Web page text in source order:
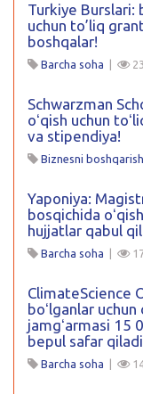
Turkiye Burslari:
uchun to’liq
boshqalar!
Barcha soha
Schwarzman
oʻqish uchun
va stipendiya!
Biznesni boshqarish
Yaponiya:
bosqichida
hujjatlar qabul
Barcha soha
ClimateScience
boʻlganlar
jamgʻarmasi 15
bepul safar
Barcha soha